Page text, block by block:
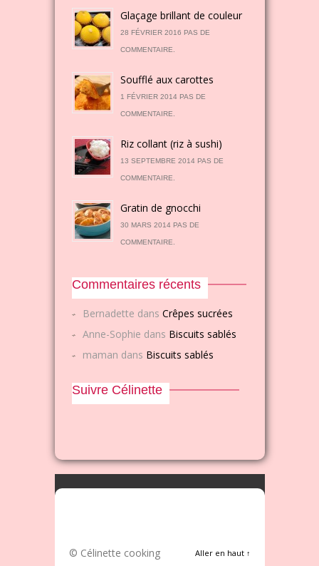
Glaçage brillant de couleur
28 FÉVRIER 2016 PAS DE
COMMENTAIRE.
Soufflé aux carottes
1 FÉVRIER 2014 PAS DE
COMMENTAIRE.
Riz collant (riz à sushi)
13 SEPTEMBRE 2014 PAS DE
COMMENTAIRE.
Gratin de gnocchi
30 MARS 2014 PAS DE
COMMENTAIRE.
Commentaires récents
Bernadette dansCrêpes sucrées
Anne-Sophie dans Biscuits sablés
maman dans Biscuits sablés
Suivre Célinette
© Célinette cooking Aller en haut ↑